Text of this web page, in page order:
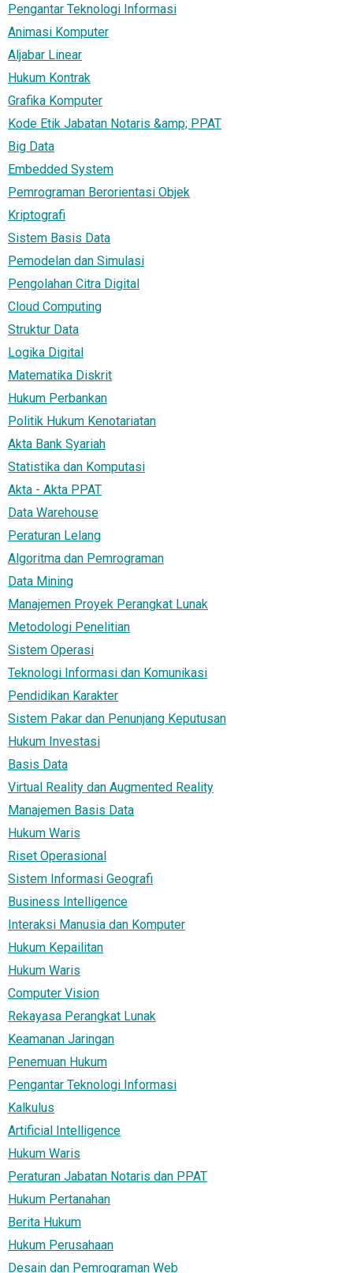
Pengantar Teknologi Informasi
Animasi Komputer
Aljabar Linear
Hukum Kontrak
Grafika Komputer
Kode Etik Jabatan Notaris &amp; PPAT
Big Data
Embedded System
Pemrograman Berorientasi Objek
Kriptografi
Sistem Basis Data
Pemodelan dan Simulasi
Pengolahan Citra Digital
Cloud Computing
Struktur Data
Logika Digital
Matematika Diskrit
Hukum Perbankan
Politik Hukum Kenotariatan
Akta Bank Syariah
Statistika dan Komputasi
Akta - Akta PPAT
Data Warehouse
Peraturan Lelang
Algoritma dan Pemrograman
Data Mining
Manajemen Proyek Perangkat Lunak
Metodologi Penelitian
Sistem Operasi
Teknologi Informasi dan Komunikasi
Pendidikan Karakter
Sistem Pakar dan Penunjang Keputusan
Hukum Investasi
Basis Data
Virtual Reality dan Augmented Reality
Manajemen Basis Data
Hukum Waris
Riset Operasional
Sistem Informasi Geografi
Business Intelligence
Interaksi Manusia dan Komputer
Hukum Kepailitan
Hukum Waris
Computer Vision
Rekayasa Perangkat Lunak
Keamanan Jaringan
Penemuan Hukum
Pengantar Teknologi Informasi
Kalkulus
Artificial Intelligence
Hukum Waris
Peraturan Jabatan Notaris dan PPAT
Hukum Pertanahan
Berita Hukum
Hukum Perusahaan
Desain dan Pemrograman Web